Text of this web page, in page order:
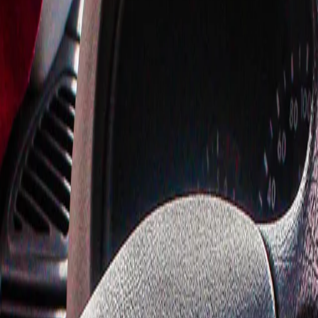
страны ЕАЭС — так было дешевле. Теперь этот путь не
ввозе в Россию. Разница исчезла.
от 3,5 до 4 миллионов. Подорожание может составить до
партии. Постепенно вырастут цены на весь
избежать максимальной ставки. Без бумажек — никак.
понятнее и прозрачнее. Если ввозите машину по-
даже туристам не предложат
грядки простую «муку» - почву не узнаете
друзьям на таком маринаде, теперь просят только так
синоптики рассказали, чего ждать садоводам